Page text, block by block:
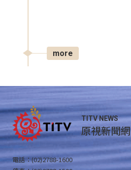
more
TITV NEWS
原視新聞網
電話：(02)2788-1600